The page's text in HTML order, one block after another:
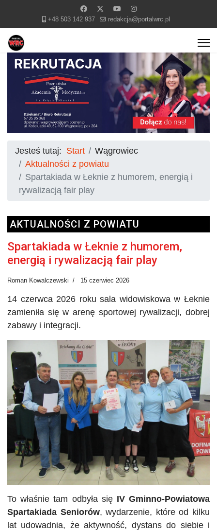
+48 503 142 937 redakcja@portalwrc.pl
Jesteś tutaj: Start
Wągrowiec
Aktualności z powiatu
Spartakiada w Łeknie z humorem, energią i
rywalizacją fair play
AKTUALNOŚCI Z POWIATU
Spartakiada w Łeknie z humorem,
energią i rywalizacją fair play
Roman Kowalczewski 15 czerwiec 2026
14 czerwca 2026 roku sala widowiskowa w Łeknie
zamieniła się w arenę sportowej rywalizacji, dobrej
zabawy i integracji.
To właśnie tam odbyła się IV Gminno-Powiatowa
Spartakiada Seniorów, wydarzenie, które od kilku
lat udowadnia, że aktywność, dystans do siebie i